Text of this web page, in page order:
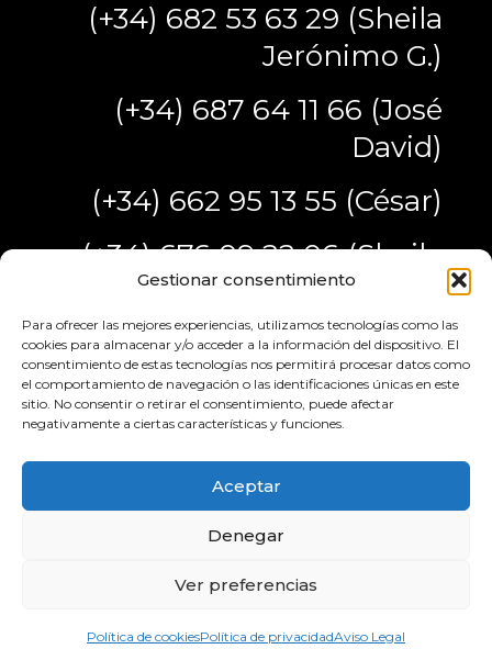
Gestionar consentimiento
Para ofrecer las mejores experiencias, utilizamos tecnologías como las
cookies para almacenar y/o acceder a la información del dispositivo. El
consentimiento de estas tecnologías nos permitirá procesar datos como
el comportamiento de navegación o las identificaciones únicas en este
sitio. No consentir o retirar el consentimiento, puede afectar
negativamente a ciertas características y funciones.
Aceptar
Denegar
Ver preferencias
Política de cookiesPolítica de privacidadAviso Legal
(+34) 682 53 63 29 (Sheila
Jerónimo G.)
(+34) 687 64 11 66 (José
David)
(+34) 662 95 13 55 (César)
(+34) 676 09 22 06 (Sheila
R. Saucedo)
- Desarrollado por